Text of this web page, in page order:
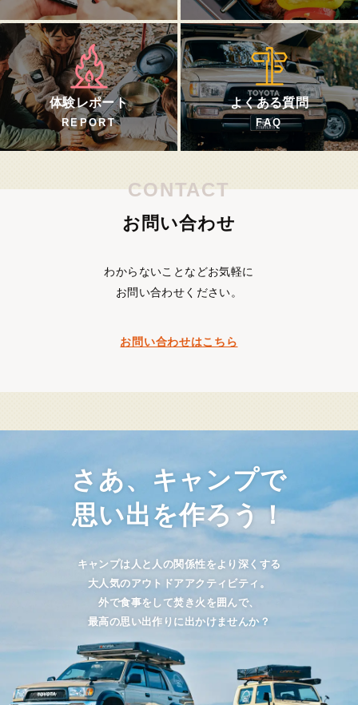
体験レポート
REPORT
よくある質問
FAQ
CONTACT
お問い合わせ
わからないことなどお気軽に
お問い合わせください。
お問い合わせはこちら
さあ、キャンプで
思い出を作ろう！
キャンプは人と人の関係性をより深くする
大人気のアウトドアアクティビティ。
外で食事をして焚き火を囲んで、
最高の思い出作りに出かけませんか？